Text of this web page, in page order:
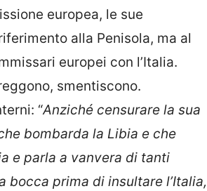
europea, le sue
alla Penisola, ma al
europei con l’Italia.
smentiscono.
“Anziché censurare la sua
bombarda la Libia e che
e parla a vanvera di tanti
bocca prima di insultare l’Italia,